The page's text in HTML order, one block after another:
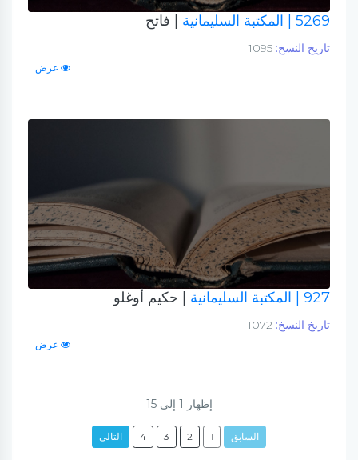
5269 | المكتبة السليمانية | فاتح
تاريخ النسخ:
عرض
927 | المكتبة السليمانية | حكيم أوغلو
تاريخ النسخ:
عرض
إظهار 1 إلى15
السابق 1
2
3
4 التالي